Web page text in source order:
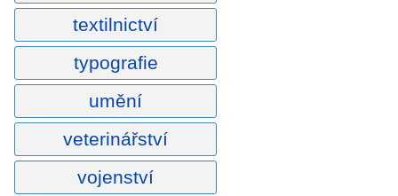
textilnictví
typografie
umění
veterinářství
vojenství